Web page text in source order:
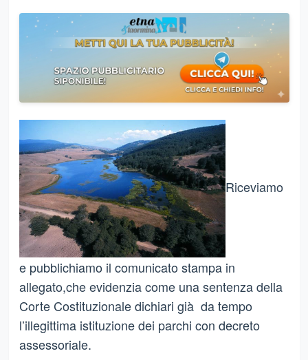
Riceviamo
e pubblichiamo il comunicato stampa in
allegato,che evidenzia come una sentenza della
Corte Costituzionale dichiari già da tempo
l’illegittima istituzione dei parchi con decreto
assessoriale.